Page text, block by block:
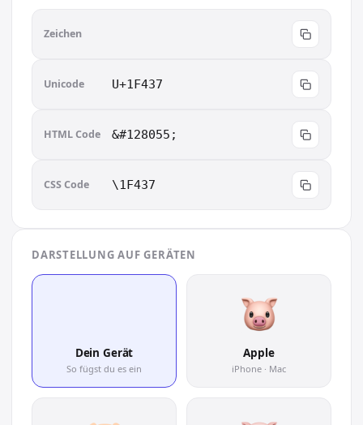
Zeichen
Unicode U+1F437
HTML Code &#128055;
CSS Code \1F437
DARSTELLUNG AUF GERÄTEN
Dein Gerät
So fügst du es ein
Apple
iPhone · Mac